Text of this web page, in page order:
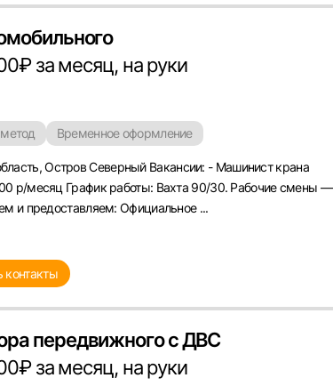
за месяц, на руки
Временное оформление
Остров Северный Вакансии: - Машинист крана
р/месяц График работы: Вахта 90/30. Рабочие смены —
и предоставляем: Официальное ...
контакты
передвижного с ДВС
за месяц, на руки